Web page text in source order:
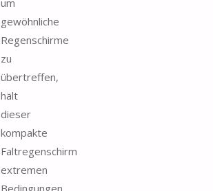
gewöhnliche
Regenschirme
zu
übertreffen,
hält
dieser
kompakte
Faltregenschirm
extremen
Bedingungen